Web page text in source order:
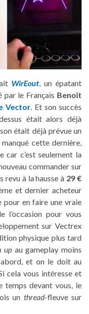
WirEout, un épatant
par le Français Benoît
Vector. Et son succès
était alors déjà
était déjà prévue un
cette dernière,
car c’est seulement la
commander sur
revu à la hausse à 29 €
et dernier acheteur
pour en faire une vraie
l’occasion pour vous
sur Vectrex
physique plus tard
up au gameplay moins
abord, et on le doit au
cela vous intéresse et
temps devant vous, le
un thread-fleuve sur